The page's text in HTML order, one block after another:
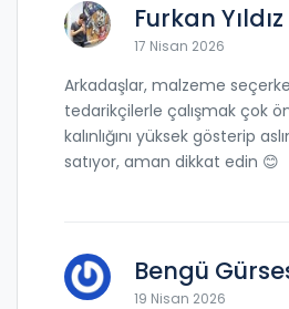
Furkan Yıldız
17 Nisan 2026
Arkadaşlar, malzeme
tedarikçilerle çalışmak çok
kalınlığını yüksek gösterip
satıyor, aman dikkat edin 😊
Bengü
19 Nisan 2026